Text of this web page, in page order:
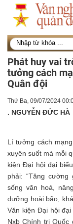
Phát huy vai
tưởng cách
Quân đội
Thứ Ba, 09/07/2024
. NGUYỄN ĐỨC HÀ
Lí tưởng cách
xuyên suốt mà mỗi
kiện Đại hội đại
phải: “Tăng
sống văn hoá,
dưỡng hoài bão,
Văn kiện Đại hội
Nxb Chính trị Quốc